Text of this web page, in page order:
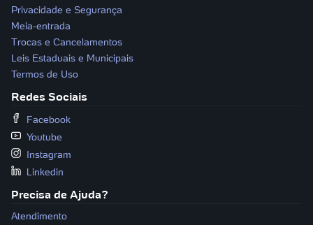
Privacidade e Segurança
Meia-entrada
Trocas e Cancelamentos
Leis Estaduais e Municipais
Termos de Uso
Redes Sociais
Facebook
Youtube
Instagram
Linkedin
Precisa de Ajuda?
Atendimento